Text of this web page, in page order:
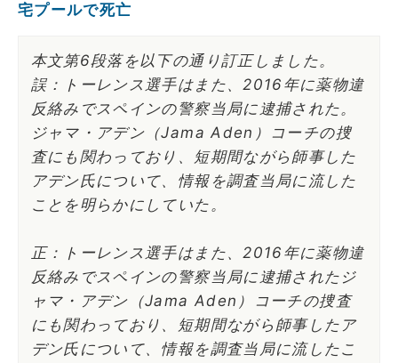
宅プールで死亡
本文第6段落を以下の通り訂正しました。
誤：トーレンス選手はまた、2016年に薬物違
反絡みでスペインの警察当局に逮捕された。
ジャマ・アデン（Jama Aden）コーチの捜
査にも関わっており、短期間ながら師事した
アデン氏について、情報を調査当局に流した
ことを明らかにしていた。
正：トーレンス選手はまた、2016年に薬物違
反絡みでスペインの警察当局に逮捕されたジ
ャマ・アデン（Jama Aden）コーチの捜査
にも関わっており、短期間ながら師事したア
デン氏について、情報を調査当局に流したこ